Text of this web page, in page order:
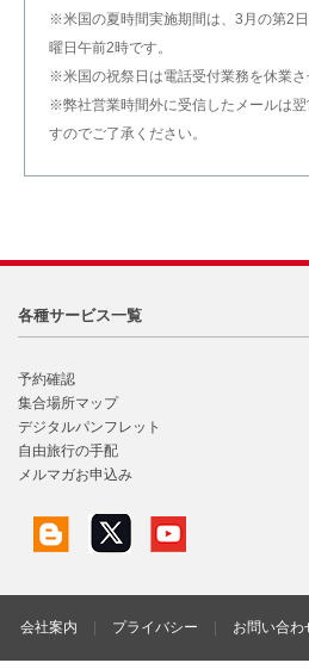
※米国の夏時間実施期間は、3月の第2
曜日午前2時です。
※米国の祝祭日は電話受付業務を休業さ
※弊社営業時間外に受信したメールは翌
すのでご了承ください。
各種サービス一覧
予約確認
集合場所マップ
デジタルパンフレット
自由旅行の手配
メルマガお申込み
会社案内 プライバシー お問い合わ